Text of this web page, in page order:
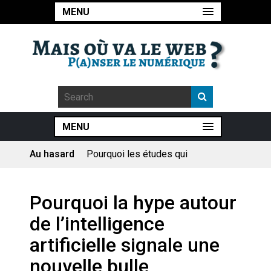
MENU
MENU
Au hasard
Pourquoi les études qui
Le consultant : une lecture
sociologique
Artemis II : objectif nul
Pourquoi la hype autour
de l’intelligence
artificielle signale une
nouvelle bulle